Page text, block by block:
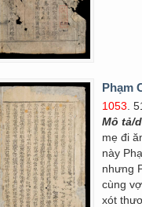
Phạm
1053 .
Mô tả/
mẹ đi
này
nhưng
cùng
xót